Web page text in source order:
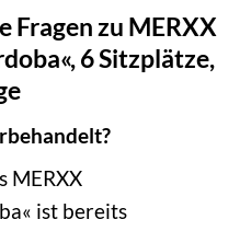
Fragen zu MERXX
6 Sitzplätze,
MERXX
ist bereits